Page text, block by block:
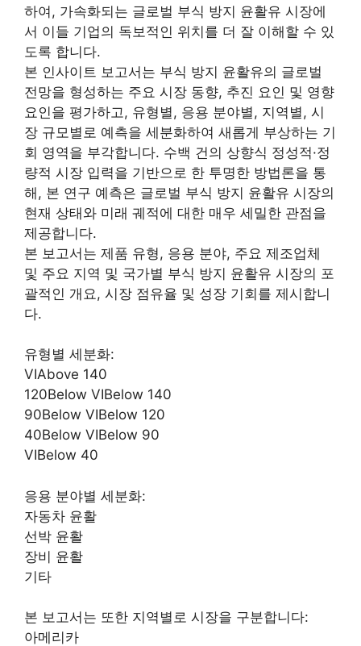
하여, 가속화되는 글로벌 부식 방지 윤활유 시장에
서 이들 기업의 독보적인 위치를 더 잘 이해할 수 있
도록 합니다.
본 인사이트 보고서는 부식 방지 윤활유의 글로벌
전망을 형성하는 주요 시장 동향, 추진 요인 및 영향
요인을 평가하고, 유형별, 응용 분야별, 지역별, 시
장 규모별로 예측을 세분화하여 새롭게 부상하는 기
회 영역을 부각합니다. 수백 건의 상향식 정성적·정
량적 시장 입력을 기반으로 한 투명한 방법론을 통
해, 본 연구 예측은 글로벌 부식 방지 윤활유 시장의
현재 상태와 미래 궤적에 대한 매우 세밀한 관점을
제공합니다.
본 보고서는 제품 유형, 응용 분야, 주요 제조업체
및 주요 지역 및 국가별 부식 방지 윤활유 시장의 포
괄적인 개요, 시장 점유율 및 성장 기회를 제시합니
다.
유형별 세분화:
VIAbove 140
120Below VIBelow 140
90Below VIBelow 120
40Below VIBelow 90
VIBelow 40
응용 분야별 세분화:
자동차 윤활
선박 윤활
장비 윤활
기타
본 보고서는 또한 지역별로 시장을 구분합니다:
아메리카